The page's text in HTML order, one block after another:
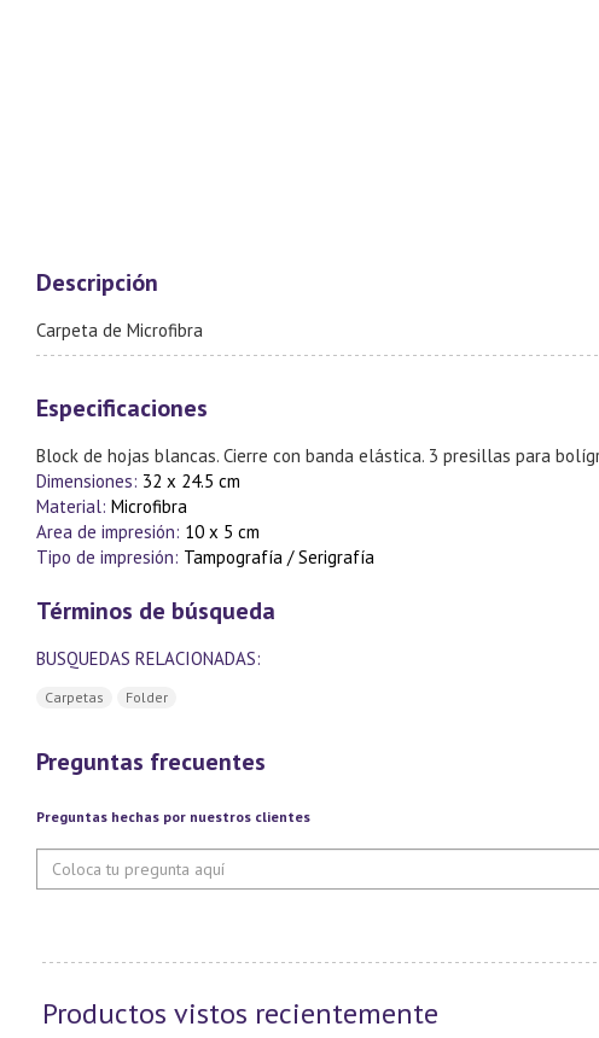
Descripción
Carpeta de Microfibra
Especificaciones
Block de hojas blancas. Cierre con banda elástica. 3 presillas para
Dimensiones: 32 x 24.5 cm
Material: Microfibra
Area de impresión: 10 x 5 cm
Tipo de impresión: Tampografía / Serigrafía
Términos de búsqueda
BUSQUEDAS RELACIONADAS:
Carpetas Folder
Preguntas frecuentes
Preguntas hechas por nuestros clientes
Productos vistos recientemente